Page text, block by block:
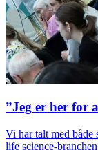
”Jeg er her for
Vi har talt med både
life science-